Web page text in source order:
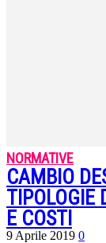
NORMATIVE
CAMBIO
TIPOLOGIE
E COSTI
9 Aprile 2019 0